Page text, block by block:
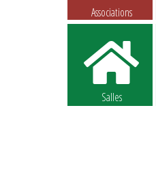
Associations
Salles